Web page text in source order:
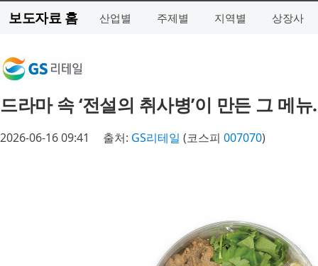
보도자료 홈 산업별 주제별 지역별 상장사
드라마 속 ‘전설의 취사병’이 만든 그 메
2026-06-16 09:41 출처: GS리테일 (코스피 007070)